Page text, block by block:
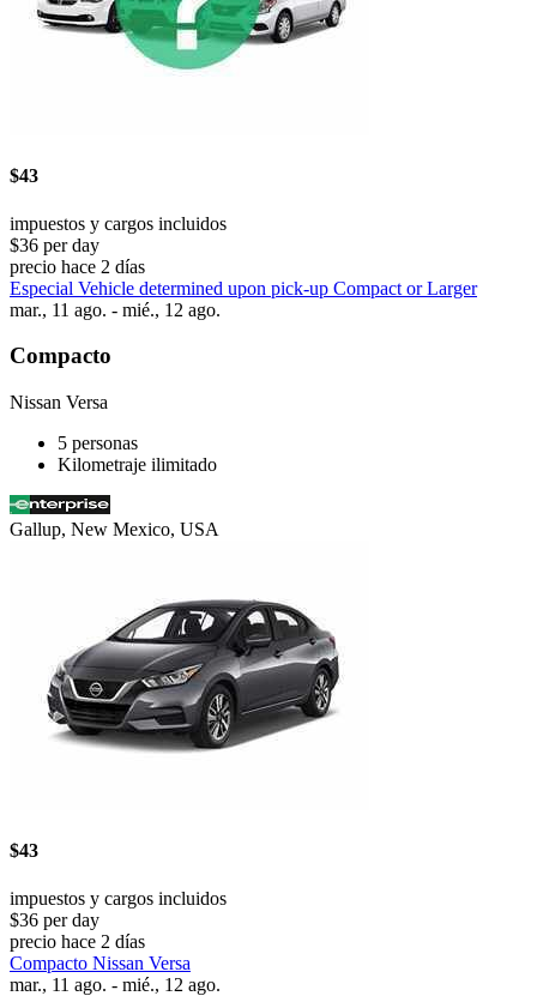
$43
impuestos y cargos incluidos
$36 per day
precio hace 2 días
Especial Vehicle determined upon pick-up Compact or Larger
mar., 11 ago. - mié., 12 ago.
Compacto
Nissan Versa
5 personas
Kilometraje ilimitado
Gallup, New Mexico, USA
$43
impuestos y cargos incluidos
$36 per day
precio hace 2 días
Compacto Nissan Versa
mar., 11 ago. - mié., 12 ago.